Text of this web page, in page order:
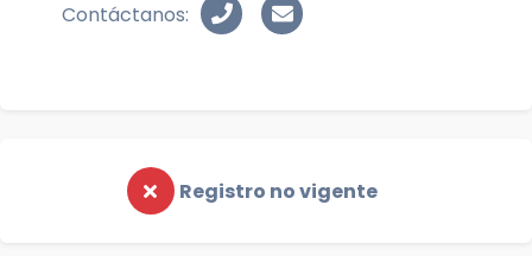
Contáctanos:
Registro no vigente